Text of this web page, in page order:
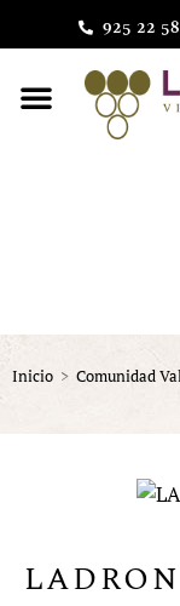
925 22
Inicio > Comunidad